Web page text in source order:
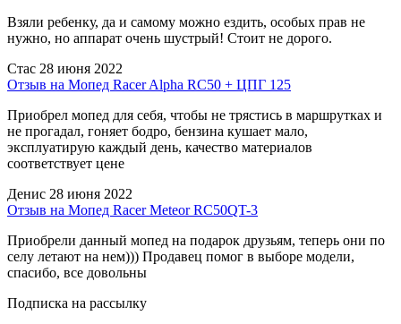
Взяли ребенку, да и самому можно ездить, особых прав не
нужно, но аппарат очень шустрый! Стоит не дорого.
Стас 28 июня 2022
Отзыв на Мопед Racer Alpha RC50 + ЦПГ 125
Приобрел мопед для себя, чтобы не трястись в маршрутках и
не прогадал, гоняет бодро, бензина кушает мало,
эксплуатирую каждый день, качество материалов
соответствует цене
Денис 28 июня 2022
Отзыв на Мопед Racer Meteor RC50QT-3
Приобрели данный мопед на подарок друзьям, теперь они по
селу летают на нем))) Продавец помог в выборе модели,
спасибо, все довольны
Подписка на рассылку